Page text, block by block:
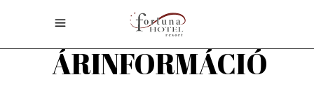
ÁRINFORMÁCIÓ